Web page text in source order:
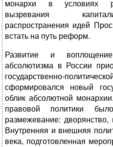
монархи в условиях
вызревания
распространения идей
встать на путь реформ.
Развитие и
абсолютизма в России
государственно-
сформировался новый
облик абсолютной
правовой политики
размежевание: дворянство,
Внутренняя и внешняя
века, подготовленная